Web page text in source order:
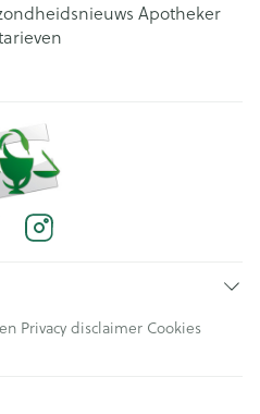
Apotheker
Privacy disclaimer Cookies